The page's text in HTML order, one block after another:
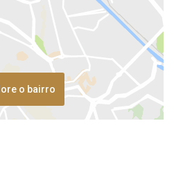
o bairro